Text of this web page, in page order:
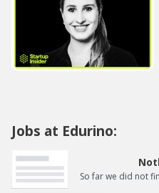
Jobs at Edurino:
So far we did not